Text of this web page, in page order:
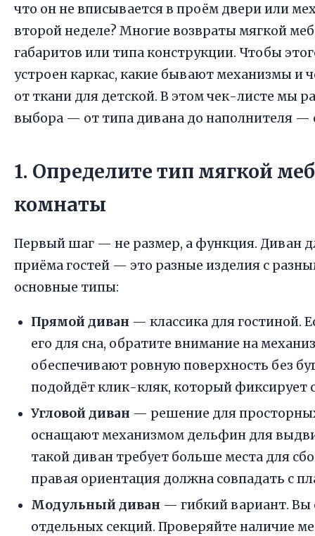
что он не вписывается в проём двери или
второй неделе? Многие возвраты мягкой
габаритов или типа конструкции. Чтобы
устроен каркас, какие бывают механизмы и
от ткани для детской. В этом чек-листе мы
выбора — от типа дивана до наполнителя —
1. Определите тип мягкой
комнаты
Первый шаг — не размер, а функция. Диван
приёма гостей — это разные изделия с
основные типы:
Прямой диван — классика для гостиной.
его для сна, обратите внимание на
обеспечивают ровную поверхность без
подойдёт клик-кляк, который фиксирует
Угловой диван — решение для
оснащают механизмом дельфин для
такой диван требует больше места для
правая ориентация должна совпадать с
Модульный диван — гибкий вариант. Вы
отдельных секций. Проверяйте наличие